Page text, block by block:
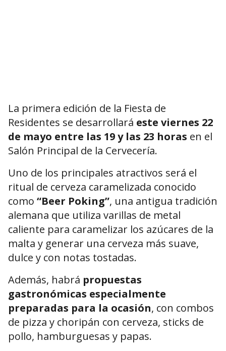
La primera edición de la Fiesta de
Residentes se desarrollará este viernes 22
de mayo entre las 19 y las 23 horas en el
Salón Principal de la Cervecería.
Uno de los principales atractivos será el
ritual de cerveza caramelizada conocido
como “Beer Poking”, una antigua tradición
alemana que utiliza varillas de metal
caliente para caramelizar los azúcares de la
malta y generar una cerveza más suave,
dulce y con notas tostadas.
Además, habrá propuestas
gastronómicas especialmente
preparadas para la ocasión, con combos
de pizza y choripán con cerveza, sticks de
pollo, hamburguesas y papas.